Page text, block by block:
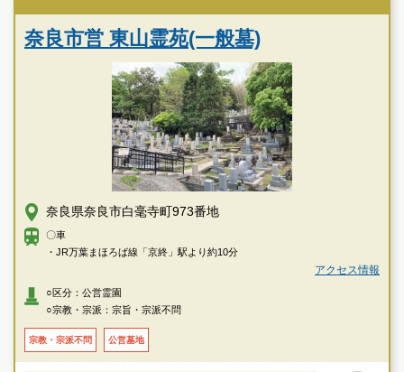
奈良市営 東山霊苑(一般墓)
奈良県奈良市白毫寺町973番地
〇車
・JR万葉まほろば線「京終」駅より約10分
アクセス情報
○区分：公営霊園
○宗教・宗派：宗旨・宗派不問
宗教・宗派不問 公営墓地